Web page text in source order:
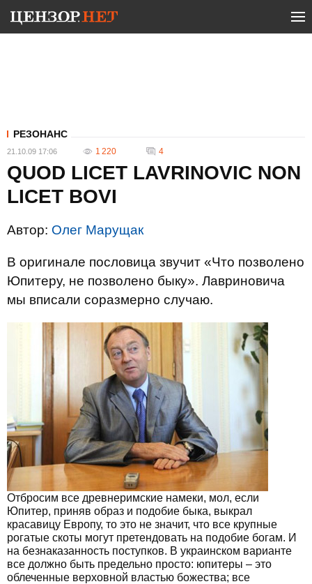
РЕЗОНАНС
21.10.09 17:06 1 220 4
QUOD LICET LAVRINOVIC NON
LICET BOVI
Автор: Олег Марущак
В оригинале пословица звучит «Что позволено
Юпитеру, не позволено быку». Лавриновича
мы вписали соразмерно случаю.
Отбросим все древнеримские намеки, мол, если
Юпитер, приняв образ и подобие быка, выкрал
красавицу Европу, то это не значит, что все крупные
рогатые скоты могут претендовать на подобие богам. И
на безнаказанность поступков. В украинском варианте
все должно быть предельно просто: юпитеры – это
облеченные верховной властью божества; все